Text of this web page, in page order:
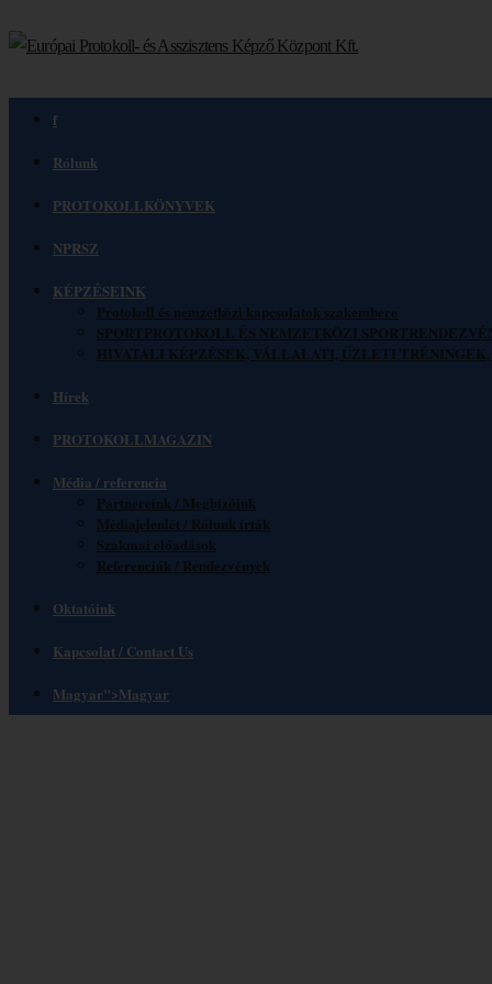
f
Rólunk
PROTOKOLLKÖNYVEK
NPRSZ
KÉPZÉSEINK
Protokoll és nemzetközi kapcsolatok szakembere
SPORTPROTOKOLL ÉS NEMZETKÖZI
HIVATALI KÉPZÉSEK, VÁLLALATI, ÜZLETI TRÉNINGEK,
Hírek
PROTOKOLLMAGAZIN
Média / referencia
Partnereink / Megbízóink
Médiajelenlét / Rólunk írták
Szakmai előadások
Referenciák / Rendezvények
Oktatóink
Kapcsolat / Contact Us
Magyar">Magyar